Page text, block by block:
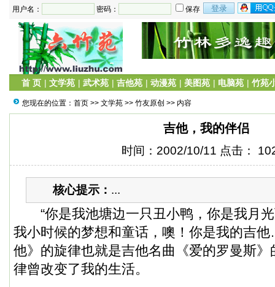
用户名： 密码： 保存
首 页 | 文学苑 | 武术苑 | 吉他苑 | 动漫苑 | 美图苑 | 电脑苑 | 竹苑
您现在的位置： 首页 >> 文学苑 >> 竹友原创 >> 内容
吉他，我的伴侣
时间：2002/10/11 点击：
核心提示： ...
“你是我池塘边一只丑小鸭，你是我月光
我小时候的梦想和童话，噢！你是我的吉
他》的旋律也就是吉他名曲《爱的罗曼斯
律曾改变了我的生活。